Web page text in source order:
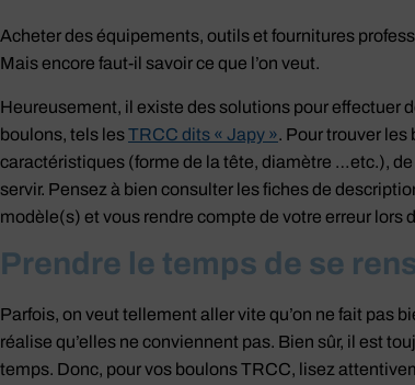
Acheter des équipements, outils et fournitures
Mais encore faut-il savoir ce que l’on veut.
Heureusement, il existe des solutions pour effectuer
boulons, tels lesTRCC dits « Japy ». Pour trouver
caractéristiques (forme de la tête, diamètre …etc.),
servir. Pensez à bien consulter les fiches de
modèle(s) et vous rendre compte de votre erreur lors
Prendre le temps de se
Parfois, on veut tellement aller vite qu’on ne fait pas
réalise qu’elles ne conviennent pas. Bien sûr, il est
temps. Donc, pour vos boulons TRCC, lisez